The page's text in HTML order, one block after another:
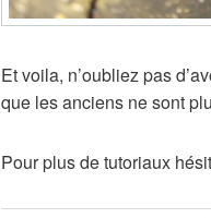
Et voila, n’oubliez pas
que les anciens ne sont
Pour plus de tutoriaux